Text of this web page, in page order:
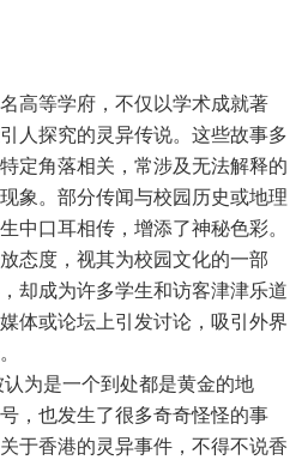
高等学府，不仅以学术成就著
人探究的灵异传说。这些故事多
定角落相关，常涉及无法解释的
象。部分传闻与校园历史或地理
中口耳相传，增添了神秘色彩。
态度，视其为校园文化的一部
却成为许多学生和访客津津乐道
体或论坛上引发讨论，吸引外界
为是一个到处都是黄金的地
，也发生了很多奇奇怪怪的事
于香港的灵异事件，不得不说香